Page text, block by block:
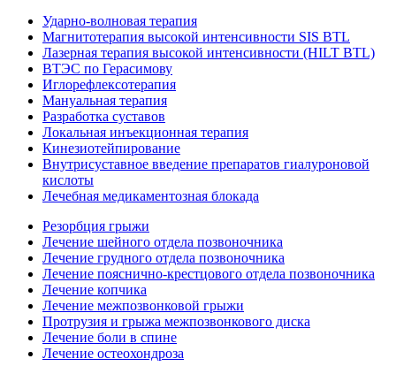
Ударно-волновая терапия
Магнитотерапия высокой интенсивности SIS BTL
Лазерная терапия высокой интенсивности (HILT BTL)
ВТЭС по Герасимову
Иглорефлексотерапия
Мануальная терапия
Разработка суставов
Локальная инъекционная терапия
Кинезиотейпирование
Внутрисуставное введение препаратов гиалуроновой
кислоты
Лечебная медикаментозная блокада
Резорбция грыжи
Лечение шейного отдела позвоночника
Лечение грудного отдела позвоночника
Лечение пояснично-крестцового отдела позвоночника
Лечение копчика
Лечение межпозвонковой грыжи
Протрузия и грыжа межпозвонкового диска
Лечение боли в спине
Лечение остеохондроза